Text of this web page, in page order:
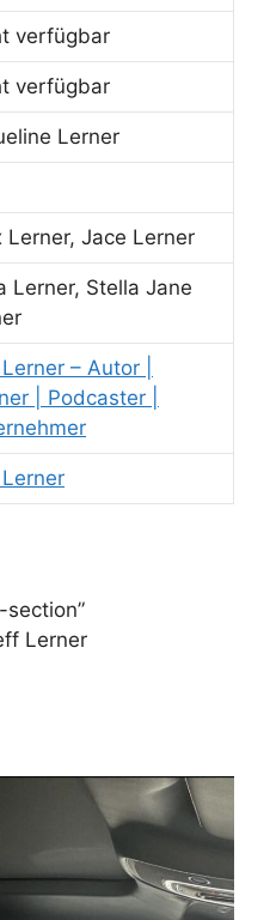
verfügbar
verfügbar
Lerner
Lerner, Jace Lerner
Lerner, Stella Jane
– Autor |
| Podcaster |
Lerner